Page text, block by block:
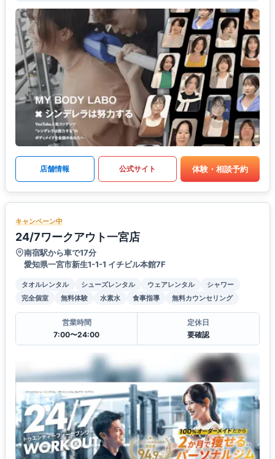
店舗情報 公式サイト 体験・相談予約
キャンペーン中
24/7ワークアウト一宮店
南宿駅から車で17分
愛知県一宮市新生1-1-1 イチビル本館7F
タオルレンタル シューズレンタル ウェアレンタル
シャワー
完全個室
無料体験 水素水 食事指導 無料カウンセリング
営業時間
7:00〜24:00
定休日
要確認